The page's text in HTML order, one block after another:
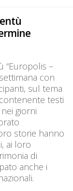
“Europolis –
con
sul tema
testi
giorni
storie hanno
ai loro
di
anche i